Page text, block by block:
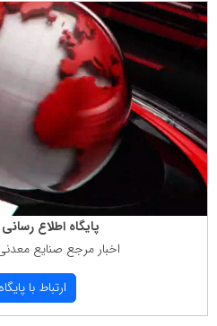
پایگاه اطلاع
اخبار مرجع صنایع
ارتباط با